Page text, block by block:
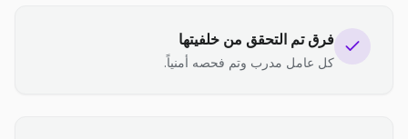
فرق تم التحقق من خلفيتها
كل عامل مدرب وتم فحصه أمنياً.